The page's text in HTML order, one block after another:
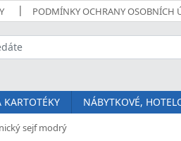
PODMÍNKY OCHRANY OSOBNÍCH
NÁBYTKOVÉ,
sejf modrý